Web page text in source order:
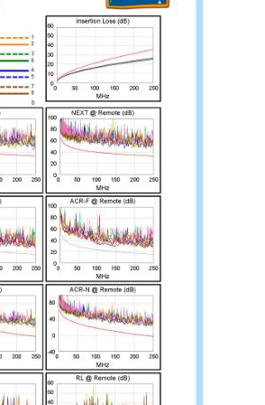
Ом.
к земле - 330
utp категории 6 –
и необходимо
составлять восемь
изгиб становится
могут увеличиться
оболочка
длине
оболочка кабеля
своим